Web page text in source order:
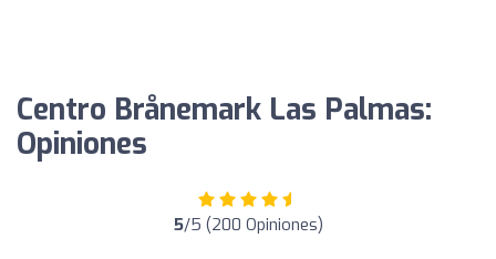
Centro Brånemark Las Palmas:
Opiniones
5/5 (200 Opiniones)